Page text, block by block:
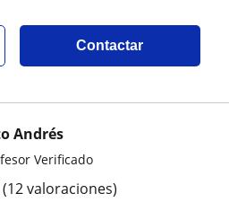
Contactar
Andrés
Verificado
(12 valoraciones)